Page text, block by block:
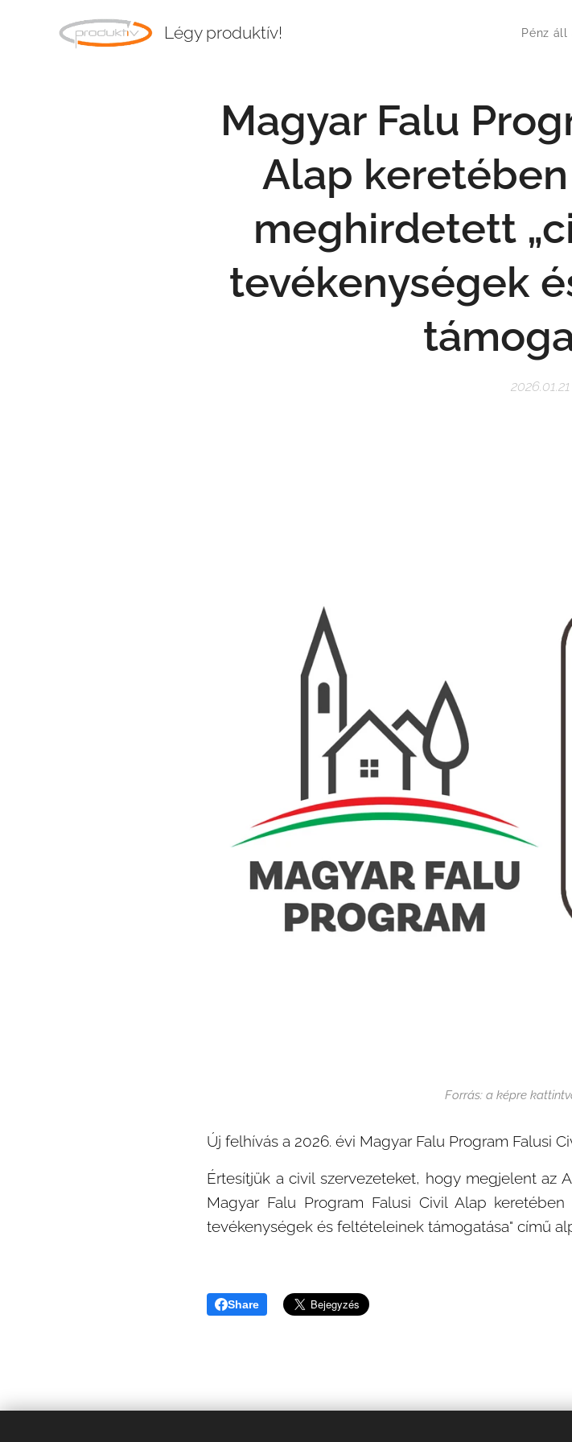
Légy produktív! Pénz áll
Magyar Falu
Alap
meghirdetett
tevékenységek
2026.01.21
Forrás: a képre
Új felhívás a 2026. évi Magyar Falu Program Falusi
Értesítjük a civil szervezeteket, hogy megjelent az
Magyar Falu Program Falusi Civil Alap
tevékenységek és feltételeinek támogatása" című
Share